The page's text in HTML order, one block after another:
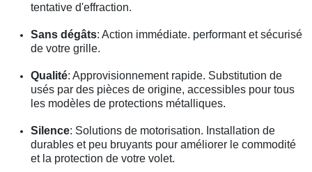
tentative d'effraction.
Sans dégâts: Action immédiate. performant et sécurisé
de votre grille.
Qualité: Approvisionnement rapide. Substitution de
usés par des pièces de origine, accessibles pour tous
les modèles de protections métalliques.
Silence: Solutions de motorisation. Installation de
durables et peu bruyants pour améliorer le commodité
et la protection de votre volet.